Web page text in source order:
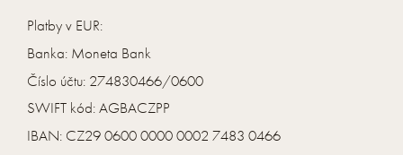
Platby v EUR:
Banka: Moneta Bank
Číslo účtu: 274830466/0600
SWIFT kód: AGBACZPP
IBAN: CZ29 0600 0000 0002 7483 0466